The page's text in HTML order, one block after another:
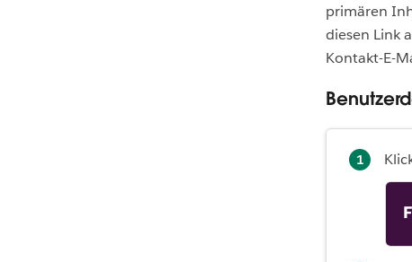
primären
diesen Link
Kontakt-E-